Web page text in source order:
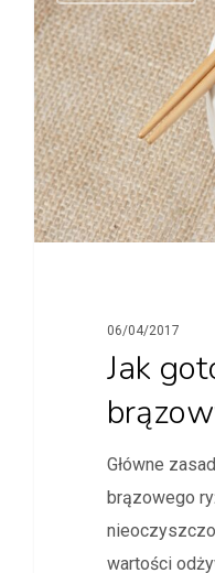
06/04/2017
Jak
Główne
brązowego
wartości